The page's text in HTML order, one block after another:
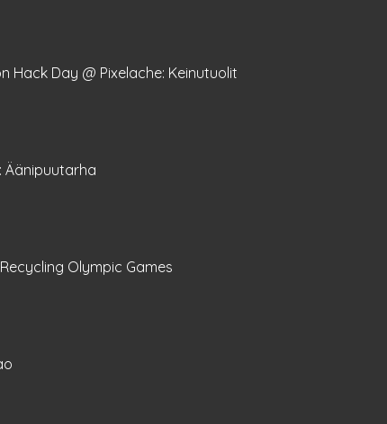
Hack Day @ Pixelache: Keinutuolit
Äänipuutarha
Recycling Olympic Games